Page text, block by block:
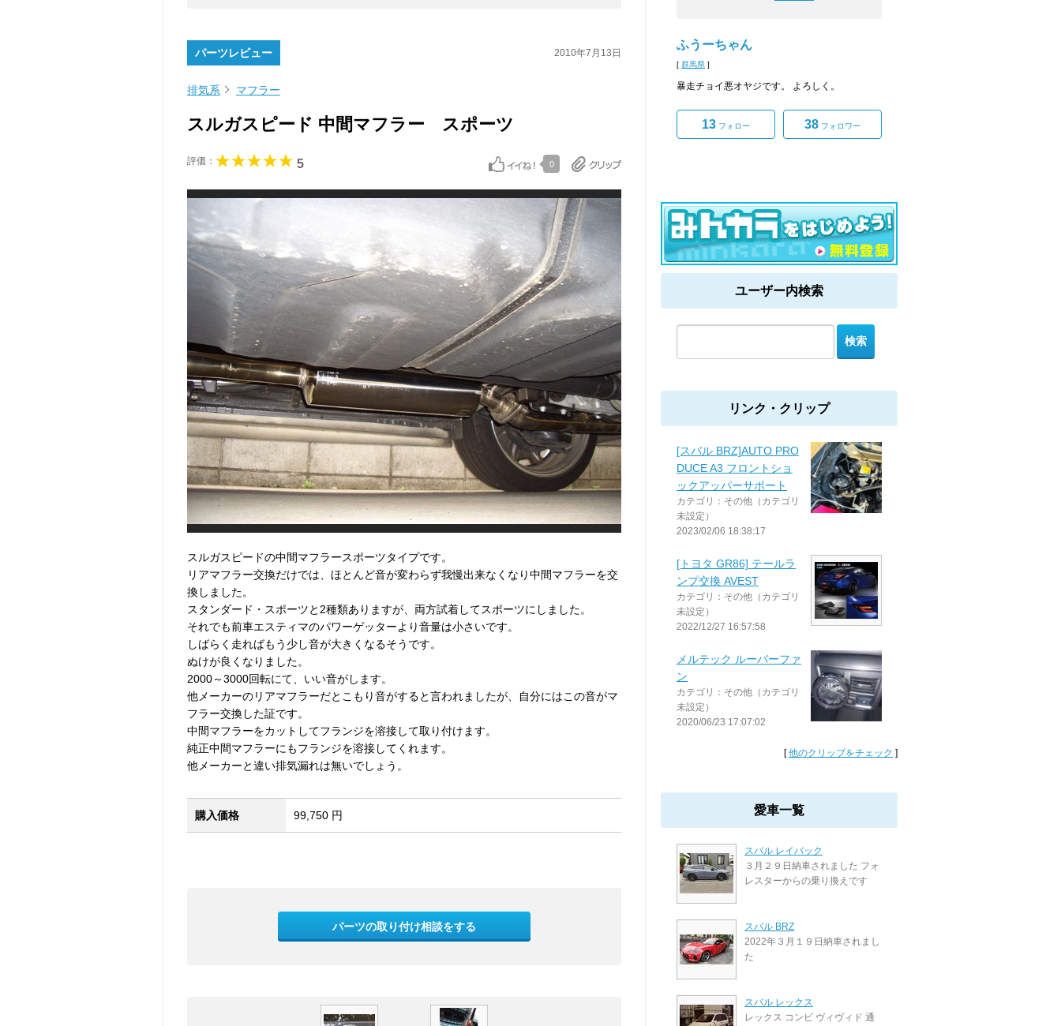
パーツレビュー 2010年7月13日
排気系 マフラー
スルガスピード 中間マフラー スポーツ
評価： 5 0
スルガスピードの中間マフラースポーツタイプです。
リアマフラー交換だけでは、ほとんど音が変わらず我慢出来なくなり中間マフラーを交
換しました。
スタンダード・スポーツと2種類ありますが、両方試着してスポーツにしました。
それでも前車エスティマのパワーゲッターより音量は小さいです。
しばらく走ればもう少し音が大きくなるそうです。
ぬけが良くなりました。
2000～3000回転にて、いい音がします。
他メーカーのリアマフラーだとこもり音がすると言われましたが、自分にはこの音がマ
フラー交換した証です。
中間マフラーをカットしてフランジを溶接して取り付けます。
純正中間マフラーにもフランジを溶接してくれます。
他メーカーと違い排気漏れは無いでしょう。
購入価格 99,750 円
パーツの取り付け相談をする
ふうーちゃん
[ 群馬県 ]
暴走チョイ悪オヤジです。 よろしく。
13 フォロー 38 フォロワー
ユーザー内検索
リンク・クリップ
[スバル BRZ]AUTO PRO
DUCE A3 フロントショ
ックアッパーサポート
カテゴリ：その他（カテゴリ
未設定）
2023/02/06 18:38:17
[トヨタ GR86] テールラ
ンプ交換 AVEST
カテゴリ：その他（カテゴリ
未設定）
2022/12/27 16:57:58
メルテック ルーバーファ
ン
カテゴリ：その他（カテゴリ
未設定）
2020/06/23 17:07:02
[他のクリップをチェック ]
愛車一覧
スバル レイバック
３月２９日納車されました フォ
レスターからの乗り換えです
スバル BRZ
2022年３月１９日納車されまし
た
スバル レックス
レックス コンビ ヴィヴィド 通